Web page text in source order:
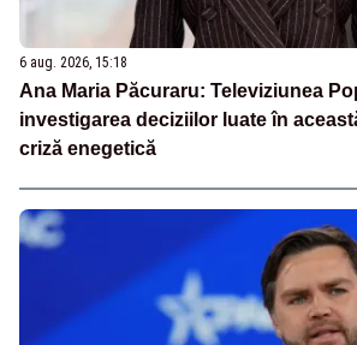
6 aug. 2026, 15:18
Ana Maria Păcuraru: Televiziunea
investigarea deciziilor luate în
criză enegetică